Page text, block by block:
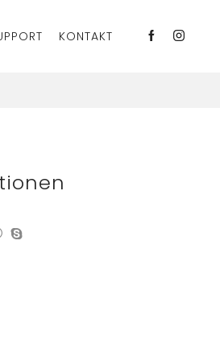
KONTAKT